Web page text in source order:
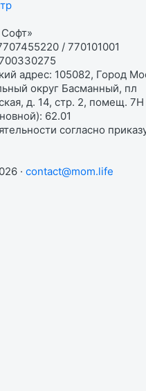
/ 770101001
адрес: 105082, Город
округ Басманный, пл
д. 14, стр. 2, помещ. 7Н
62.01
согласно
· contact@mom.life